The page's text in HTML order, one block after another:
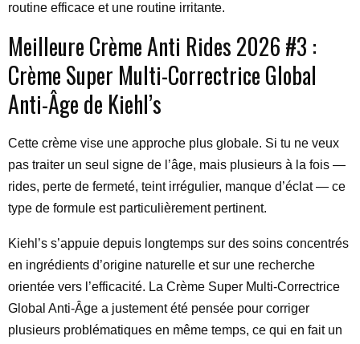
routine efficace et une routine irritante.
Meilleure Crème Anti Rides 2026 #3 :
Crème Super Multi-Correctrice Global
Anti-Âge de Kiehl’s
Cette crème vise une approche plus globale. Si tu ne veux
pas traiter un seul signe de l’âge, mais plusieurs à la fois —
rides, perte de fermeté, teint irrégulier, manque d’éclat — ce
type de formule est particulièrement pertinent.
Kiehl’s s’appuie depuis longtemps sur des soins concentrés
en ingrédients d’origine naturelle et sur une recherche
orientée vers l’efficacité. La Crème Super Multi-Correctrice
Global Anti-Âge a justement été pensée pour corriger
plusieurs problématiques en même temps, ce qui en fait un